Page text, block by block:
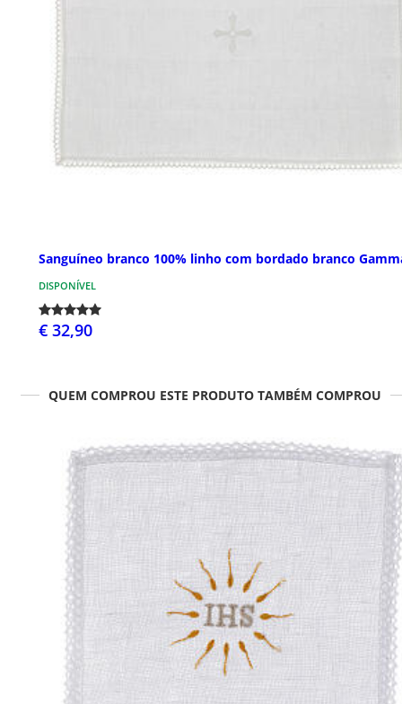
Sanguíneo branco 100% linho com bordado branco
DISPONÍVEL
€ 32,90
QUEM COMPROU ESTE PRODUTO TAMBÉM COMPROU